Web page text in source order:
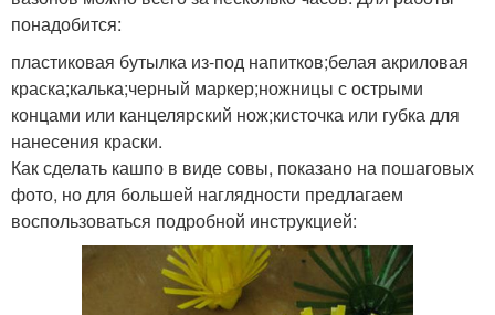
понадобится:
пластиковая бутылка из-под напитков;белая акриловая
краска;калька;черный маркер;ножницы с острыми
концами или канцелярский нож;кисточка или губка для
нанесения краски.
Как сделать кашпо в виде совы, показано на пошаговых
фото, но для большей наглядности предлагаем
воспользоваться подробной инструкцией: